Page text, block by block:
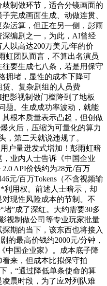
制做环节，适合分镜画面的
完成画面生成、动做连贯、
运算，但正在另一侧，彭雨
编剧之一，为此，AI曾经
以高达200万美元/年的价
虹团队而言，不算出名演员
要生成七八条，若是用保守
拥堵，显性的成本下降可
赁、复杂剧组的人员费
影视制做门槛降到了地板
题。生成成功率波动，就能
根本质量表示凸起，但创做
火后，压缩为可量化的算力
，第二天就说违规了。
户量迸发式增加！彭雨虹暗
业内人士告诉《中国企业
2.0 API价钱约为28元/百万
元/百万Tokens（不含视频输
*利用权。前述人士暗示，却
现性风险成本的节制。不
堵”成了深红。大约需要30多
视制做公司等专业玩家批量
期的当下，该东西也将接入
的最高价钱约2000元/分钟，
中国企业家》。成本底子降
来，但成本比拟保守拍
，“通过降低单条使命的算
晨时段，为了应对列队难